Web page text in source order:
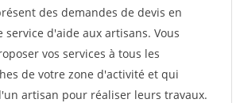
des demandes de devis en
d'aide aux artisans. Vous
vos services à tous les
de votre zone d'activité et qui
artisan pour réaliser leurs travaux.